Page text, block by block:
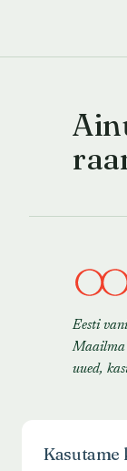
Eesti
Maailma
uued,
Kasutame